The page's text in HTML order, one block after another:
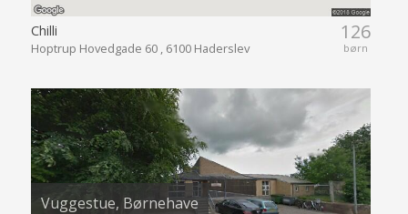
126
børn
Chilli
Hoptrup Hovedgade 60 , 6100 Haderslev
Vuggestue, Børnehave